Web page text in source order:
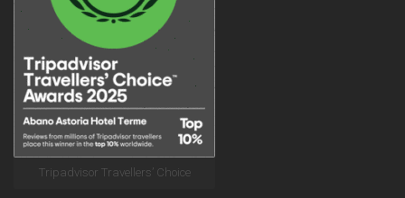
Tripadvisor Travellers’ Choice